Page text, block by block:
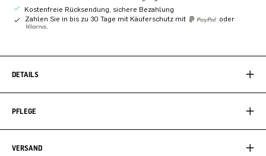
Kostenfreie Rücksendung, sichere Bezahlung
Zahlen Sie in bis zu 30 Tage mit Käuferschutz mit
oder
DETAILS
PFLEGE
VERSAND